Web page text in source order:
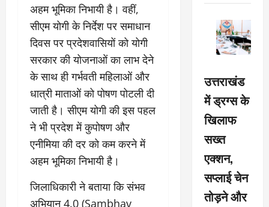
अहम भूमिका निभायी है। वहीं,
सीएम योगी के निर्देश पर समाधान
दिवस पर प्रदेशवासियों को योगी
सरकार की योजनाओं का लाभ देने
के साथ ही गर्भवती महिलाओं और
धात्री माताओं को पोषण पोटली दी
जाती है। सीएम योगी की इस पहल
ने भी प्रदेश में कुपोषण और
एनीमिया की दर को कम करने में
अहम भूमिका निभायी है।
जिलाधिकारी ने बताया कि संभव
अभियान 4.0 (Sambhav
उत्तराखंड
में ड्रग्स के
खिलाफ
सख्त
एक्शन,
सप्लाई चेन
तोड़ने और